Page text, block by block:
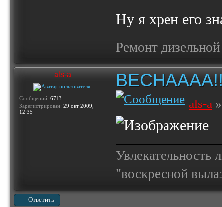
Ну я хрен его
Ремонт
als-a
Сообщений: 6713
Зарегистрирован: 29 окт 2009,
12:35
als-a
Увлекательность
"воскресной
Ответить